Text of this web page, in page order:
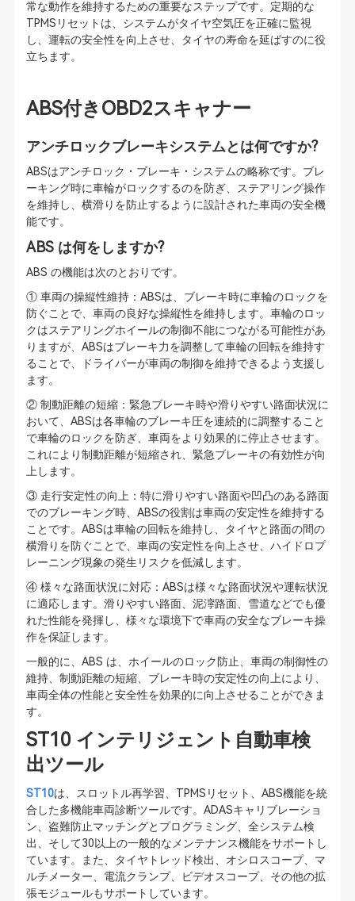
常な動作を維持するための重要なステップです。定期的な
TPMSリセットは、システムがタイヤ空気圧を正確に監視
し、運転の安全性を向上させ、タイヤの寿命を延ばすのに役
立ちます。
ABS付きOBD2スキャナー
アンチロックブレーキシステムとは何ですか?
ABSはアンチロック・ブレーキ・システムの略称です。ブレ
ーキング時に車輪がロックするのを防ぎ、ステアリング操作
を維持し、横滑りを防止するように設計された車両の安全機
能です。
ABS は何をしますか?
ABS の機能は次のとおりです。
① 車両の操縦性維持：ABSは、ブレーキ時に車輪のロックを
防ぐことで、車両の良好な操縦性を維持します。車輪のロッ
クはステアリングホイールの制御不能につながる可能性があ
りますが、ABSはブレーキ力を調整して車輪の回転を維持す
ることで、ドライバーが車両の制御を維持できるよう支援し
ます。
② 制動距離の短縮：緊急ブレーキ時や滑りやすい路面状況に
おいて、ABSは各車輪のブレーキ圧を連続的に調整すること
で車輪のロックを防ぎ、車両をより効果的に停止させます。
これにより制動距離が短縮され、緊急ブレーキの有効性が向
上します。
③ 走行安定性の向上：特に滑りやすい路面や凹凸のある路面
でのブレーキング時、ABSの役割は車両の安定性を維持する
ことです。ABSは車輪の回転を維持し、タイヤと路面の間の
横滑りを防ぐことで、車両の安定性を向上させ、ハイドロプ
レーニング現象の発生リスクを低減します。
④ 様々な路面状況に対応：ABSは様々な路面状況や運転状況
に適応します。滑りやすい路面、泥濘路面、雪道などでも優
れた性能を発揮し、様々な環境下で車両の安全なブレーキ操
作を保証します。
一般的に、ABS は、ホイールのロック防止、車両の制御性の
維持、制動距離の短縮、ブレーキ時の安定性の向上により、
車両全体の性能と安全性を効果的に向上させることができま
す。
ST10 インテリジェント自動車検
出ツール
ST10は、スロットル再学習、TPMSリセット、ABS機能を統
合した多機能車両診断ツールです。ADASキャリブレーショ
ン、盗難防止マッチングとプログラミング、全システム検
出、そして30以上の一般的なメンテナンス機能をサポートし
ています。また、タイヤトレッド検出、オシロスコープ、マ
ルチメーター、電流クランプ、ビデオスコープ、その他の拡
張モジュールもサポートしています。